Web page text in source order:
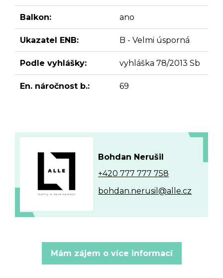
Balkon: ano
Ukazatel ENB: B - Velmi úsporná
Podle vyhlášky: vyhláška 78/2013 Sb
En. náročnost b.: 69
Bohdan Nerušil
+420 777 777 758
bohdan.nerusil@alle.cz
Mám zájem o více informací